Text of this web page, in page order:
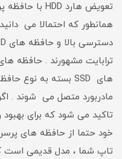
تعویض هارد HDD با حافظه پرسرعت SSD
مادربورد متصل می شوند .
تاکید می شود که برای بهبود